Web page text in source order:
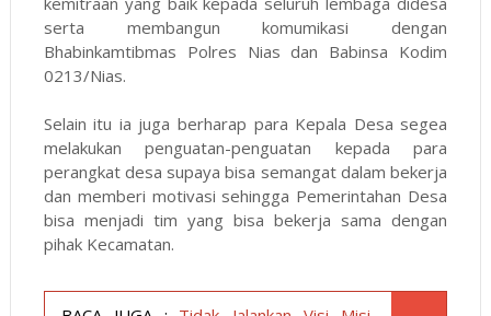
serta membangun komumikasi dengan
Bhabinkamtibmas Polres Nias dan Babinsa Kodim
0213/Nias.
Selain itu ia juga berharap para Kepala Desa segea
melakukan penguatan-penguatan kepada para
perangkat desa supaya bisa semangat dalam bekerja
dan memberi motivasi sehingga Pemerintahan Desa
bisa menjadi tim yang bisa bekerja sama dengan
pihak Kecamatan.